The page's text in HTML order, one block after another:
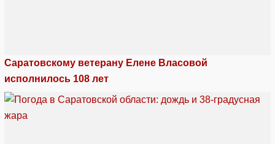
Саратовскому ветерану Елене Власовой
исполнилось 108 лет